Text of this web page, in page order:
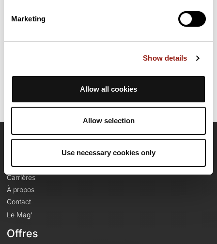
Marketing
Show details
Allow all cookies
Allow selection
Use necessary cookies only
présente une ascension cumulée de plus de 2710m. Prévoyez
environ 7 heures et 46 minutes pour réaliser ce parcours.
Dernière modification de la fiche parcours: 1 juin 2025 à 12:37:04.
OpenRunner
Equipe
Carrières
À propos
Contact
Le Mag'
Offres